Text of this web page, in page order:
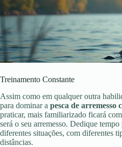
Treinamento Constante
Assim como em qualquer outra
para dominar a pesca de arremesso
praticar, mais familiarizado ficará
será o seu arremesso. Dedique
diferentes situações, com diferentes
distâncias.